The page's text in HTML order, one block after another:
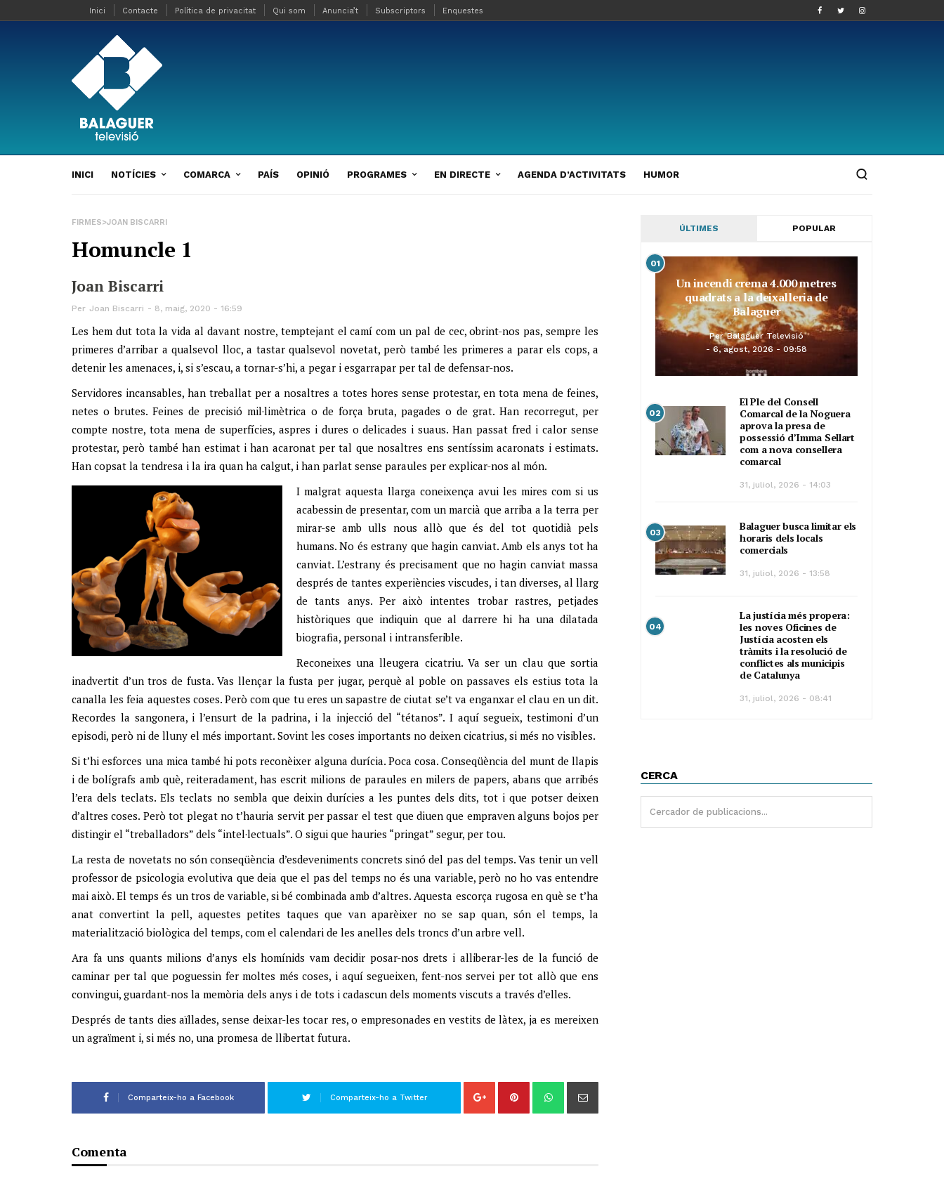
Inici Contacte Política de privacitat Qui som Anuncia’t Subscriptors Enquestes
INICI NOTÍCIES COMARCA PAÍS OPINIÓ PROGRAMES EN DIRECTE AGENDA D’ACTIVITATS HUMOR
FIRMES>JOAN BISCARRI
Homuncle 1
Joan Biscarri
Per Joan Biscarri 8, maig, 2020 - 16:59
Les hem dut tota la vida al davant nostre, temptejant el camí com un pal de cec, obrint-nos pas, sempre les
primeres d’arribar a qualsevol lloc, a tastar qualsevol novetat, però també les primeres a parar els cops, a
detenir les amenaces, i, si s’escau, a tornar-s’hi, a pegar i esgarrapar per tal de defensar-nos.
Servidores incansables, han treballat per a nosaltres a totes hores sense protestar, en tota mena de feines,
netes o brutes. Feines de precisió mil·limètrica o de força bruta, pagades o de grat. Han recorregut, per
compte nostre, tota mena de superfícies, aspres i dures o delicades i suaus. Han passat fred i calor sense
protestar, però també han estimat i han acaronat per tal que nosaltres ens sentíssim acaronats i estimats.
Han copsat la tendresa i la ira quan ha calgut, i han parlat sense paraules per explicar-nos al món.
I malgrat aquesta llarga coneixença avui les mires com si us
acabessin de presentar, com un marcià que arriba a la terra per
mirar-se amb ulls nous allò que és del tot quotidià pels
humans. No és estrany que hagin canviat. Amb els anys tot ha
canviat. L’estrany és precisament que no hagin canviat massa
després de tantes experiències viscudes, i tan diverses, al llarg
de tants anys. Per això intentes trobar rastres, petjades
històriques que indiquin que al darrere hi ha una dilatada
biografia, personal i intransferible.
Reconeixes una lleugera cicatriu. Va ser un clau que sortia
inadvertit d’un tros de fusta. Vas llençar la fusta per jugar, perquè al poble on passaves els estius tota la
canalla les feia aquestes coses. Però com que tu eres un sapastre de ciutat se’t va enganxar el clau en un dit.
Recordes la sangonera, i l’ensurt de la padrina, i la injecció del “tétanos”. I aquí segueix, testimoni d’un
episodi, però ni de lluny el més important. Sovint les coses importants no deixen cicatrius, si més no visibles.
Si t’hi esforces una mica també hi pots reconèixer alguna durícia. Poca cosa. Conseqüència del munt de llapis
i de bolígrafs amb què, reiteradament, has escrit milions de paraules en milers de papers, abans que arribés
l’era dels teclats. Els teclats no sembla que deixin durícies a les puntes dels dits, tot i que potser deixen
d’altres coses. Però tot plegat no t’hauria servit per passar el test que diuen que empraven alguns bojos per
distingir el “treballadors” dels “intel·lectuals”. O sigui que hauries “pringat” segur, per tou.
La resta de novetats no són conseqüència d’esdeveniments concrets sinó del pas del temps. Vas tenir un vell
professor de psicologia evolutiva que deia que el pas del temps no és una variable, però no ho vas entendre
mai això. El temps és un tros de variable, si bé combinada amb d’altres. Aquesta escorça rugosa en què se t’ha
anat convertint la pell, aquestes petites taques que van aparèixer no se sap quan, són el temps, la
materialització biològica del temps, com el calendari de les anelles dels troncs d’un arbre vell.
Ara fa uns quants milions d’anys els homínids vam decidir posar-nos drets i alliberar-les de la funció de
caminar per tal que poguessin fer moltes més coses, i aquí segueixen, fent-nos servei per tot allò que ens
convingui, guardant-nos la memòria dels anys i de tots i cadascun dels moments viscuts a través d’elles.
Després de tants dies aïllades, sense deixar-les tocar res, o empresonades en vestits de làtex, ja es mereixen
un agraïment i, si més no, una promesa de llibertat futura.
Comparteix-ho a Facebook Comparteix-ho a Twitter
Comenta
ÚLTIMES POPULAR
01
Un incendi crema 4.000 metres
quadrats a la deixalleria de
Balaguer
Per Balaguer Televisió
6, agost, 2026 - 09:58
02
El Ple del Consell
Comarcal de la Noguera
aprova la presa de
possessió d’Imma Sellart
com a nova consellera
comarcal
31, juliol, 2026 - 14:03
03
Balaguer busca limitar els
horaris dels locals
comercials
31, juliol, 2026 - 13:58
04
La justícia més propera:
les noves Oficines de
Justícia acosten els
tràmits i la resolució de
conflictes als municipis
de Catalunya
31, juliol, 2026 - 08:41
CERCA